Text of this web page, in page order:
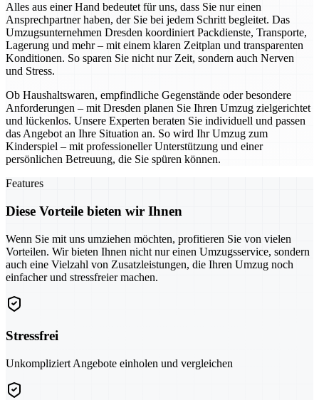
Alles aus einer Hand bedeutet für uns, dass Sie nur einen
Ansprechpartner haben, der Sie bei jedem Schritt begleitet. Das
Umzugsunternehmen Dresden koordiniert Packdienste, Transporte,
Lagerung und mehr – mit einem klaren Zeitplan und transparenten
Konditionen. So sparen Sie nicht nur Zeit, sondern auch Nerven
und Stress.
Ob Haushaltswaren, empfindliche Gegenstände oder besondere
Anforderungen – mit Dresden planen Sie Ihren Umzug zielgerichtet
und lückenlos. Unsere Experten beraten Sie individuell und passen
das Angebot an Ihre Situation an. So wird Ihr Umzug zum
Kinderspiel – mit professioneller Unterstützung und einer
persönlichen Betreuung, die Sie spüren können.
Features
Diese Vorteile bieten wir Ihnen
Wenn Sie mit uns umziehen möchten, profitieren Sie von vielen
Vorteilen. Wir bieten Ihnen nicht nur einen Umzugsservice, sondern
auch eine Vielzahl von Zusatzleistungen, die Ihren Umzug noch
einfacher und stressfreier machen.
Stressfrei
Unkompliziert Angebote einholen und vergleichen